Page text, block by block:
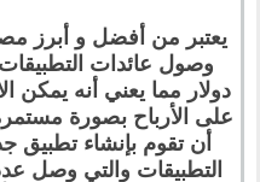
يعتبر من أفضل و أبرز
دولار مما يعني أنه يمكن
على الأرباح بصورة
أن تقوم بإنشاء تطبيق